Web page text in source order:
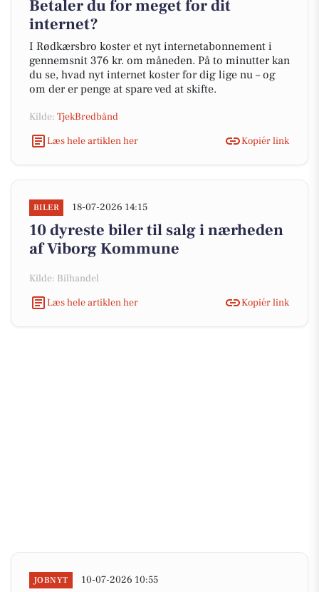
Betaler du for meget for dit
internet?
I Rødkærsbro koster et nyt internetabonnement i
gennemsnit 376 kr. om måneden. På to minutter kan
du se, hvad nyt internet koster for dig lige nu – og
om der er penge at spare ved at skifte.
Kilde: TjekBredbånd
Læs hele artiklen her
Kopiér link
BILER 18-07-2026 14:15
10 dyreste biler til salg i nærheden
af Viborg Kommune
Kilde: Bilhandel
Læs hele artiklen her
Kopiér link
JOBNYT 10-07-2026 10:55